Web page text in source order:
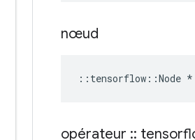
nœud
:: tensorflow ::Node *
opérateur ::